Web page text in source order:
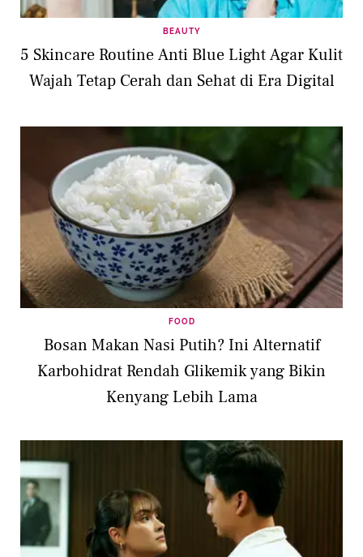
BEAUTY
5 Skincare Routine Anti Blue Light Agar Kulit
Wajah Tetap Cerah dan Sehat di Era Digital
FOOD
Bosan Makan Nasi Putih? Ini Alternatif
Karbohidrat Rendah Glikemik yang Bikin
Kenyang Lebih Lama